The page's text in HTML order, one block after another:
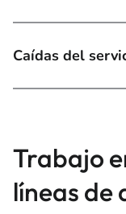
Caídas del
Trabajo
líneas de